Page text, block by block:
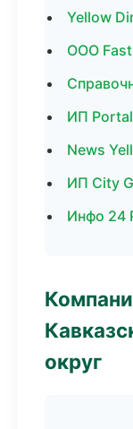
Yellow
ООО
ИП
News
ИП City
Инфо 24
округ